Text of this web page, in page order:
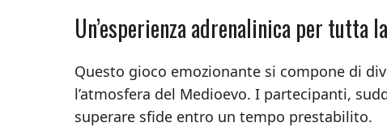
Un’esperienza adrenalinica per tutta
Questo gioco emozionante si compone di
l’atmosfera del Medioevo. I partecipanti,
superare sfide entro un tempo prestabilito.